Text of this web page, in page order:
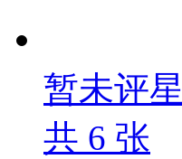
暂未评星
共 6 张